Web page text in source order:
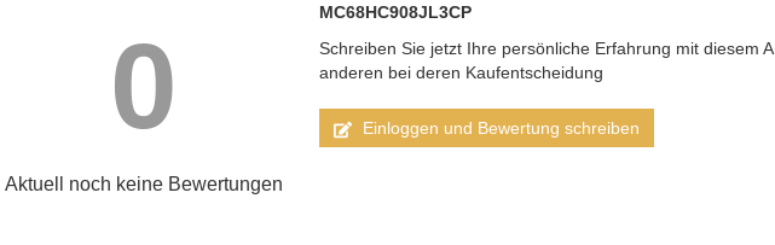
0
Aktuell noch keine Bewertungen
MC68HC908JL3CP
Schreiben Sie jetzt Ihre persönliche Erfahrung mit diesem
anderen bei deren Kaufentscheidung
Einloggen und Bewertung schreiben